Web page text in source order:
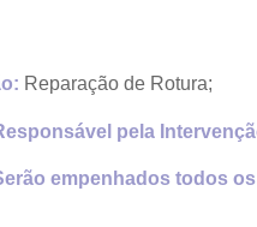
Reparação de Rotura;
pela
empenhados todos